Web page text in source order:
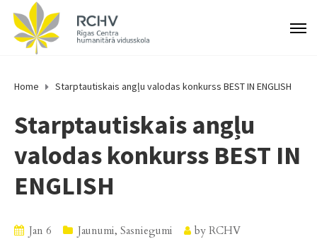
Home Starptautiskais angļu valodas konkurss BEST IN ENGLISH
Starptautiskais angļu
valodas konkurss BEST IN
ENGLISH
Jan 6 Jaunumi, Sasniegumi by RCHV